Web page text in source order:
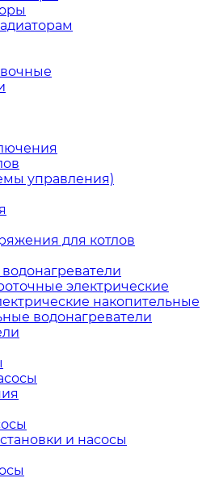
управления)
для котлов
электрические
накопительные
водонагреватели
и насосы